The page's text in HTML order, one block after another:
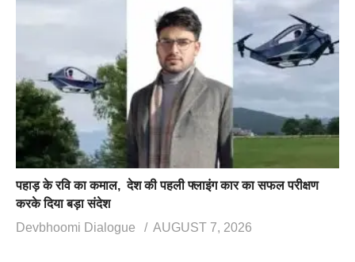
पहाड़ के रवि का कमाल, देश की पहली फ्लाइंग कार का सफल परीक्षण
करके दिया बड़ा संदेश
Devbhoomi Dialogue
AUGUST 7, 2026